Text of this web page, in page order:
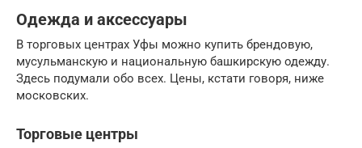
Одежда и аксессуары
В торговых центрах Уфы можно купить брендовую,
мусульманскую и национальную башкирскую одежду.
Здесь подумали обо всех. Цены, кстати говоря, ниже
московских.
Торговые центры